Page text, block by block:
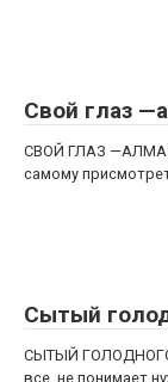
Свой глаз
СВОЙ ГЛАЗ
самому
Сытый
СЫТЫЙ ГОЛОДНОГО
все, не понимает